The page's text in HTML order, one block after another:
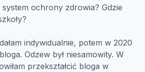
system ochrony zdrowia? Gdzie
indywidualnie, potem w 2020
Odzew był niesamowity. W
przekształcić bloga w